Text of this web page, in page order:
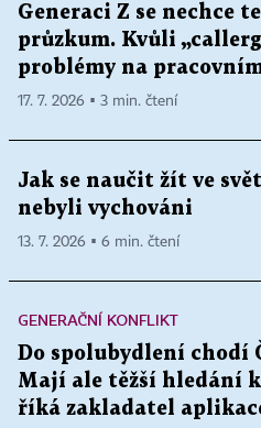
Generaci Z se nechce
průzkum. Kvůli
problémy na
17. 7. 2026 ▪ 3 min. čtení
Jak se naučit žít ve
nebyli vychováni
13. 7. 2026 ▪ 6 min. čtení
GENERAČNÍ KONFLIKT
Do spolubydlení chodí
Mají ale těžší hledání
říká zakladatel